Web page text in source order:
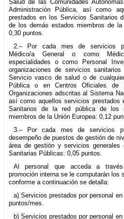
Salud de las Comunidades
Administración Pública, así como
prestados en los Servicios Sanitarios
de los demás estados miembros de la
0,30 puntos.
2.– Por cada mes de servicios
Médico/a General o como
especialidades o como Personal
organizaciones de servicios
Servicio vasco de salud o de
Pública o en Centros Oficiales de
Organizaciones adscritas al Sistema
así como aquellos servicios prestados
Sanitarios de la red pública de los
miembros de la Unión Europea: 0,12
3.– Por cada mes de servicios
desempeño de puestos de gestión de
área de gestión y servicios generales
Sanitarias Públicas: 0,05 puntos.
Al personal que acceda a
promoción interna se le computarán los
conforme a continuación se detalla:
a) Servicios prestados por personal
puntos/mes.
b) Servicios prestados por personal